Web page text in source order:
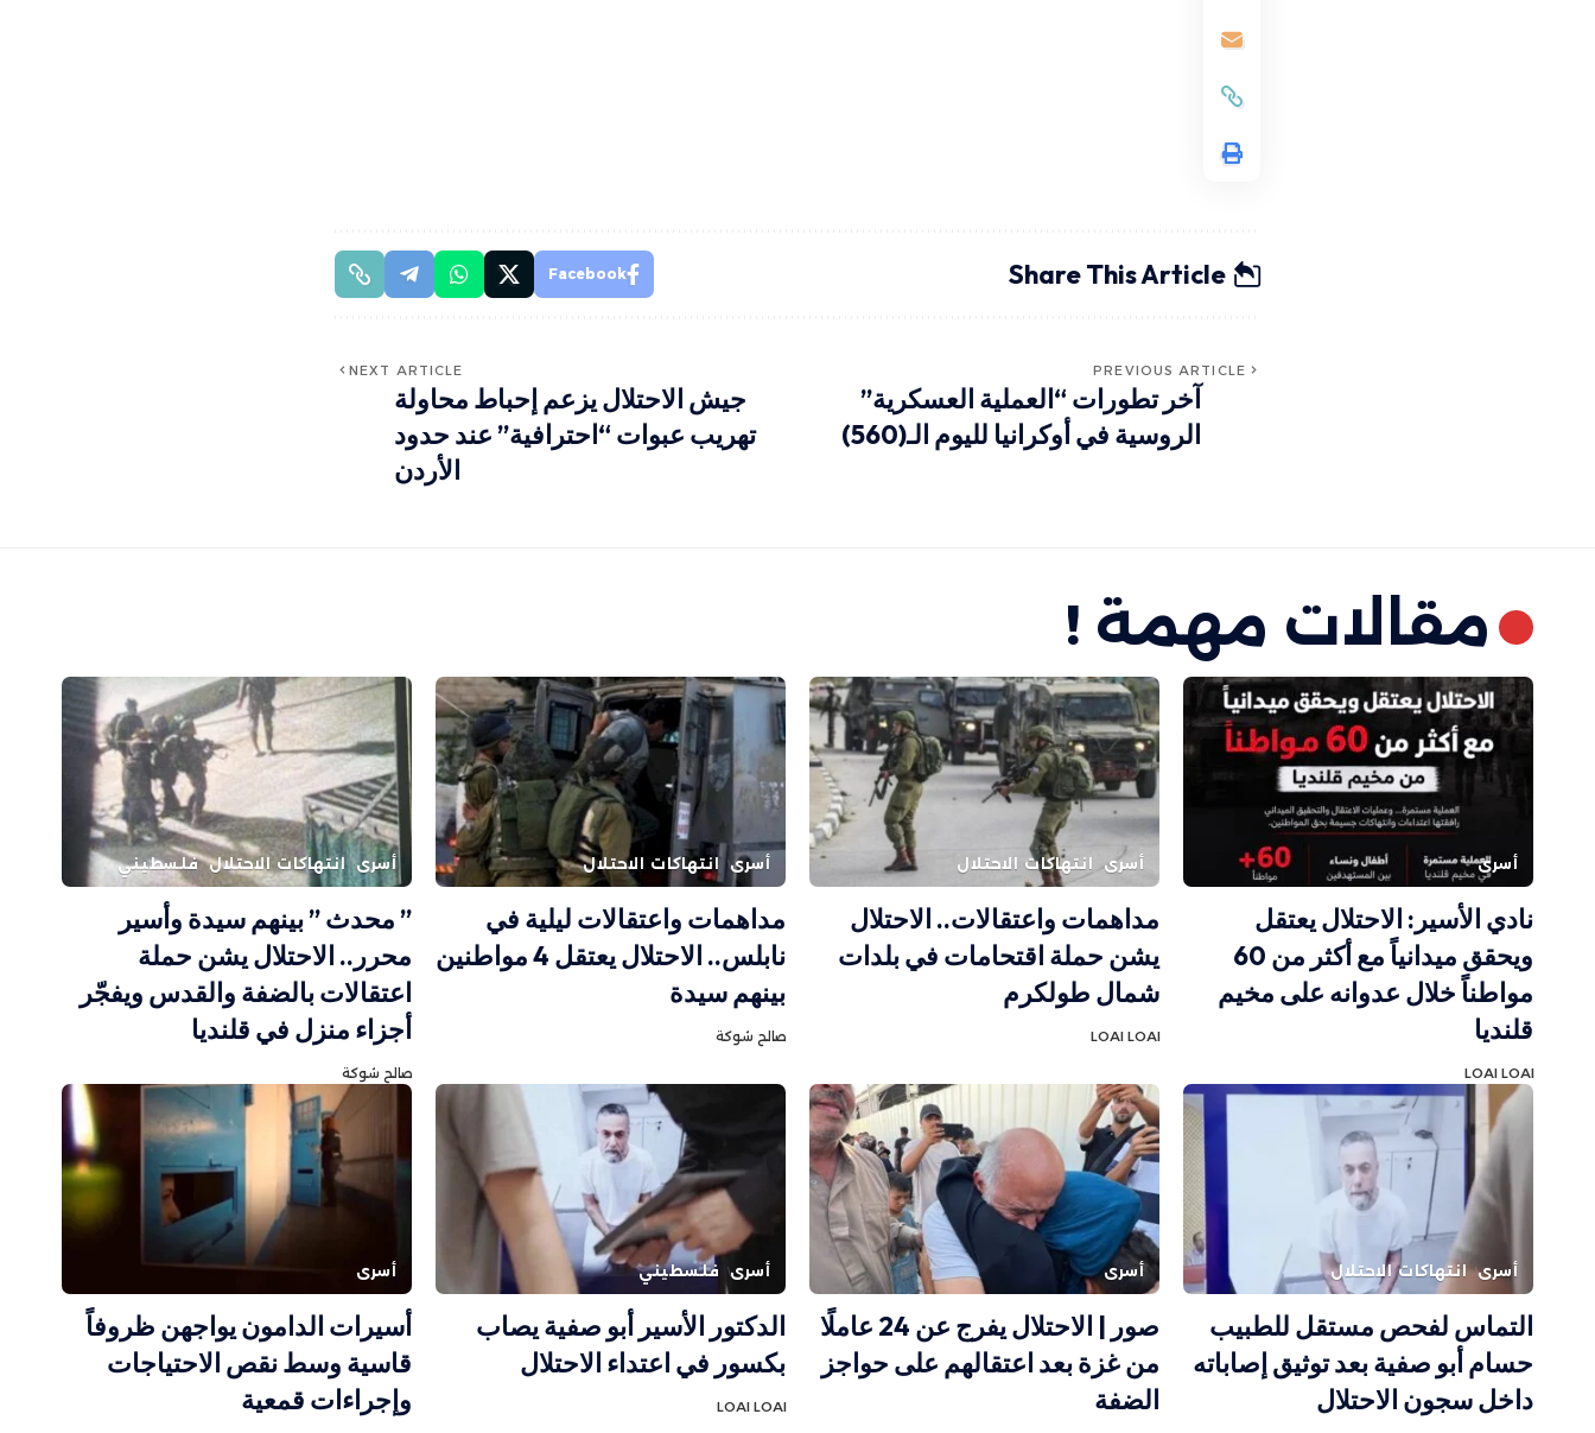
Share This Article
Facebook
PREVIOUS ARTICLE
آخر تطورات “العملية العسكرية”
الروسية في أوكرانيا لليوم الـ(560)
NEXT ARTICLE
جيش الاحتلال يزعم إحباط محاولة
تهريب عبوات “احترافية” عند حدود
الأردن
مقالات مهمة !
أسرى
نادي الأسير: الاحتلال يعتقل
ويحقق ميدانياً مع أكثر من 60
مواطناً خلال عدوانه على مخيم
قلنديا
LOAI LOAI
أسرى انتهاكات الاحتلال
مداهمات واعتقالات.. الاحتلال
يشن حملة اقتحامات في بلدات
شمال طولكرم
LOAI LOAI
أسرى انتهاكات الاحتلال
مداهمات واعتقالات ليلية في
نابلس.. الاحتلال يعتقل 4 مواطنين
بينهم سيدة
صالح شوكة
أسرى انتهاكات الاحتلال فلسطيني
” محدث ” بينهم سيدة وأسير
محرر.. الاحتلال يشن حملة
اعتقالات بالضفة والقدس ويفجّر
أجزاء منزل في قلنديا
صالح شوكة
أسرى انتهاكات الاحتلال
التماس لفحص مستقل للطبيب
حسام أبو صفية بعد توثيق إصاباته
داخل سجون الاحتلال
أسرى
صور | الاحتلال يفرج عن 24 عاملًا
من غزة بعد اعتقالهم على حواجز
الضفة
أسرى فلسطيني
الدكتور الأسير أبو صفية يصاب
بكسور في اعتداء الاحتلال
LOAI LOAI
أسرى
أسيرات الدامون يواجهن ظروفاً
قاسية وسط نقص الاحتياجات
وإجراءات قمعية